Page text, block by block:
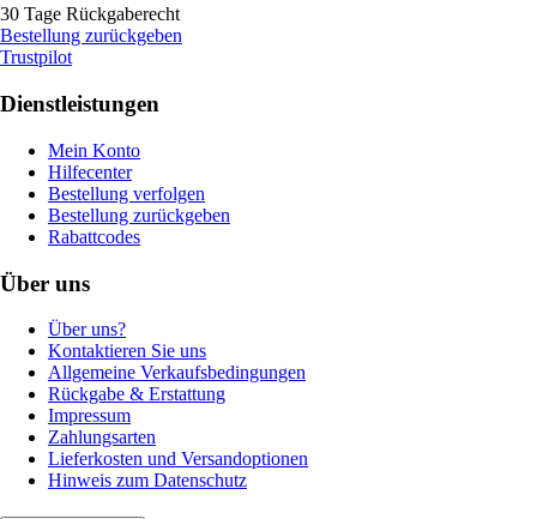
30 Tage Rückgaberecht
Bestellung zurückgeben
Trustpilot
Dienstleistungen
Mein Konto
Hilfecenter
Bestellung verfolgen
Bestellung zurückgeben
Rabattcodes
Über uns
Über uns?
Kontaktieren Sie uns
Allgemeine Verkaufsbedingungen
Rückgabe & Erstattung
Impressum
Zahlungsarten
Lieferkosten und Versandoptionen
Hinweis zum Datenschutz